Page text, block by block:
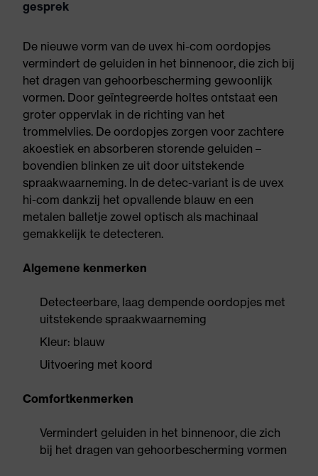
gesprek
De nieuwe vorm van de uvex hi-com oordopjes
vermindert de geluiden in het binnenoor, die zich bij
het dragen van gehoorbescherming gewoonlijk
vormen. Door geïntegreerde holtes ontstaat een
groter oppervlak in de richting van het
trommelvlies. De oordopjes zorgen voor zachtere
akoestiek en absorberen storende geluiden –
bovendien blinken ze uit door uitstekende
spraakwaarneming. In de detec-variant is de uvex
hi-com dankzij het opvallende blauw en een
metalen balletje zowel optisch als machinaal
gemakkelijk te detecteren.
Algemene kenmerken
Detecteerbare, laag dempende oordopjes met
uitstekende spraakwaarneming
Kleur: blauw
Uitvoering met koord
Comfortkenmerken
Vermindert geluiden in het binnenoor, die zich
bij het dragen van gehoorbescherming vormen